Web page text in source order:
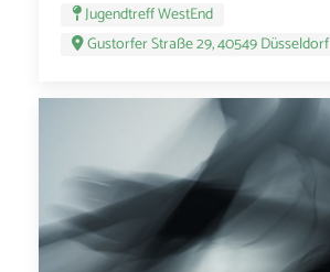
Jugendtreff WestEnd
Gustorfer Straße 29, 40549 Düsseldorf